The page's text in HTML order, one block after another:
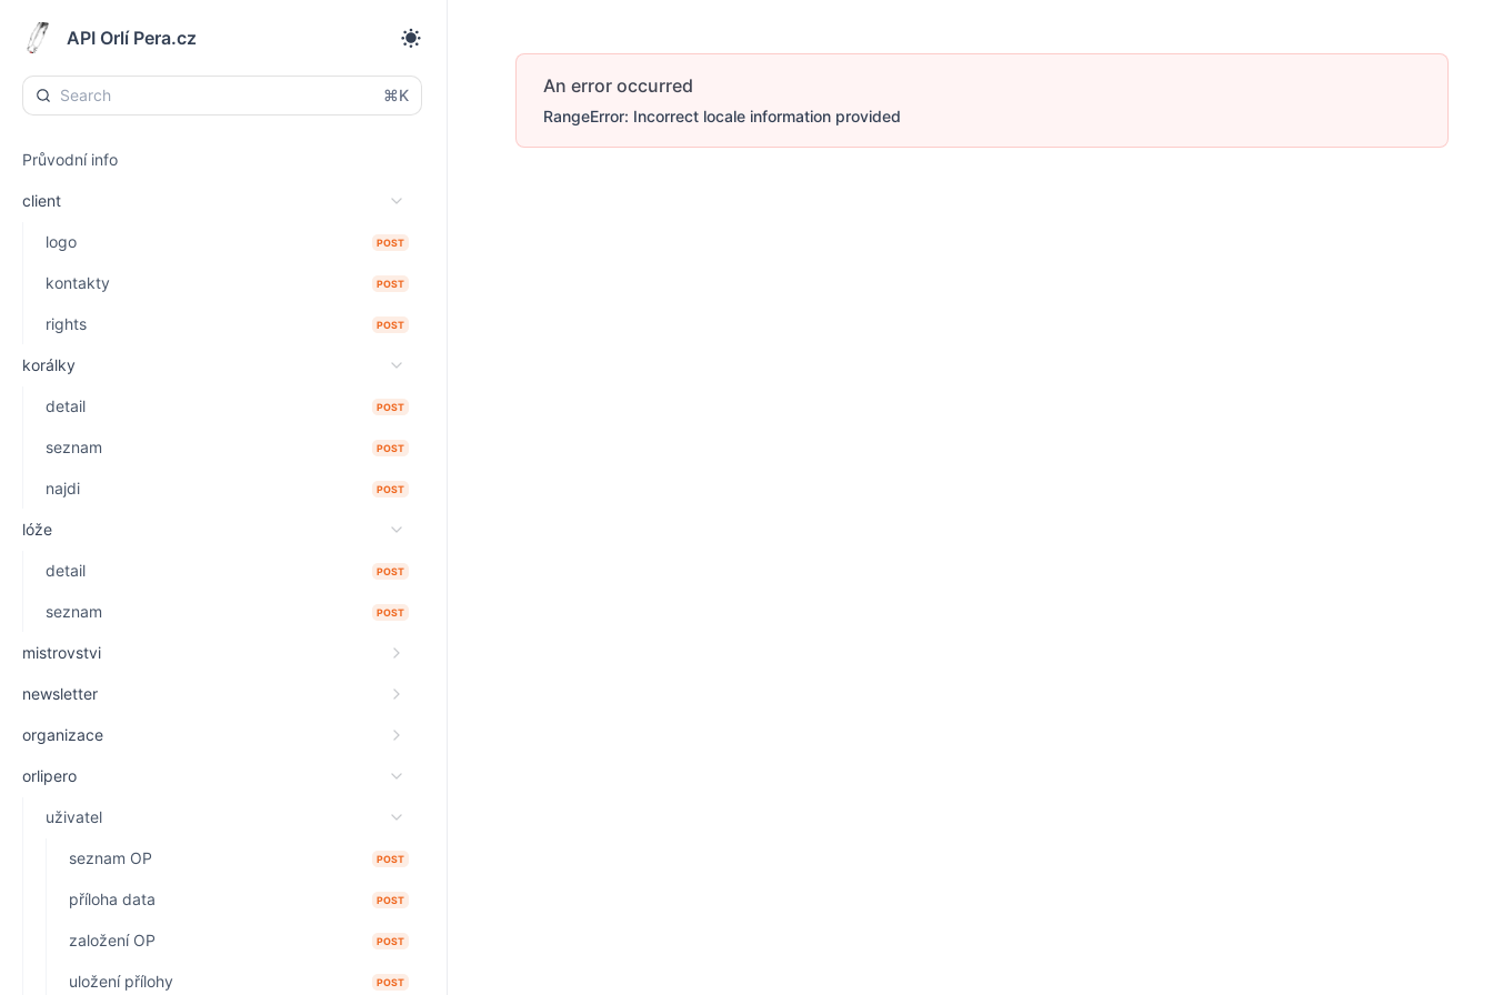
API Orlí Pera.cz
⌘K
Průvodní info
client
logo POST
kontakty POST
rights POST
korálky
detail POST
seznam POST
najdi POST
lóže
detail POST
seznam POST
mistrovstvi
newsletter
organizace
orlipero
uživatel
seznam OP POST
příloha data POST
založení OP POST
uložení přílohy POST
An error occurred
RangeError: Incorrect locale information provided